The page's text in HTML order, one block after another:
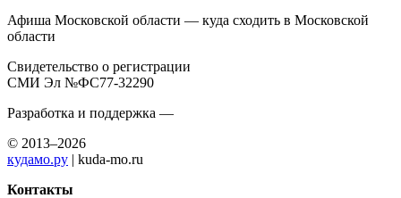
Афиша Московской области — куда сходить в Московской
области
Свидетельство о регистрации
СМИ Эл №ФС77-32290
Разработка и поддержка —
© 2013–2026
кудамо.ру | kuda-mo.ru
Контакты